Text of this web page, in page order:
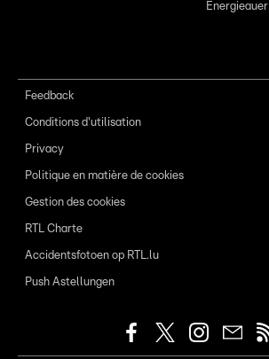
Energieauer
Feedback
Conditions d'utilisation
Privacy
Politique en matière de cookies
Gestion des cookies
RTL Charte
Accidentsfotoen op RTL.lu
Push Astellungen